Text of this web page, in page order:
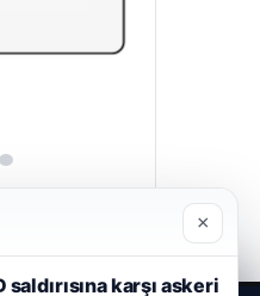
×
saldırısına karşı askeri